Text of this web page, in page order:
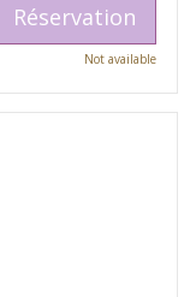
Réservation
Not available